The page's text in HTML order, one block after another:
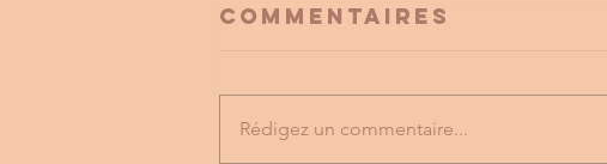
Commentaires
Rédigez un commentaire...